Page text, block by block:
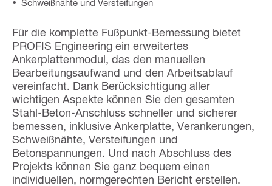
Schweißnähte und Versteifungen
Für die komplette Fußpunkt-Bemessung bietet
PROFIS Engineering ein erweitertes
Ankerplattenmodul, das den manuellen
Bearbeitungsaufwand und den Arbeitsablauf
vereinfacht. Dank Berücksichtigung aller
wichtigen Aspekte können Sie den gesamten
Stahl-Beton-Anschluss schneller und sicherer
bemessen, inklusive Ankerplatte, Verankerungen,
Schweißnähte, Versteifungen und
Betonspannungen. Und nach Abschluss des
Projekts können Sie ganz bequem einen
individuellen, normgerechten Bericht erstellen.